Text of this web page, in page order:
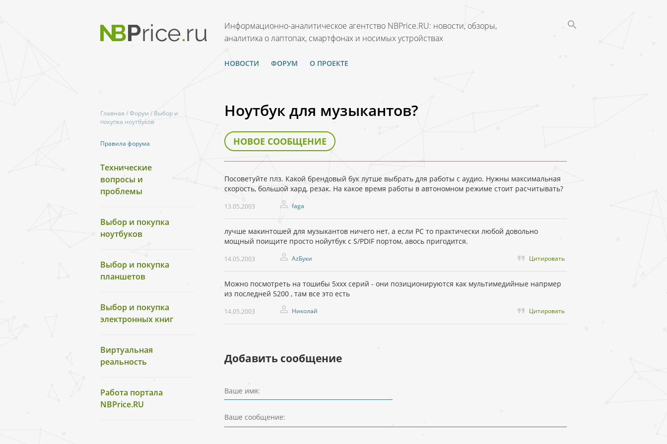
Информационно-аналитическое агентство NBPrice.RU: новости, обзоры,
аналитика о лаптопах, смартфонах и носимых устройствах
НОВОСТИ ФОРУМ О ПРОЕКТЕ
Главная /Форум / Выбор и
покупка ноутбуков
Правила форума
Технические
вопросы и
проблемы
Выбор и покупка
ноутбуков
Выбор и покупка
планшетов
Выбор и покупка
электронных книг
Виртуальная
реальность
Работа портала
NBPrice.RU
Ноутбук для музыкантов?
НОВОЕ СООБЩЕНИЕ
Посоветуйте плз. Какой брендовый бук лутше выбрать для работы с аудио. Нужны максимальная
скорость, большой хард, резак. На какое время работы в автономном режиме стоит расчитывать?
13.05.2003 faga
лучше макинтошей для музыкантов ничего нет, а если PC то практически любой довольно
мощный поищите просто нойутбук с S/PDIF портом, авось пригодится.
14.05.2003 AzБуки Цитировать
Можно посмотреть на тошибы 5ххх серий - они позиционируются как мультимедийные напрмер
из последней 5200 , там все это есть
14.05.2003 Николай Цитировать
Добавить сообщение
Ваше имя:
Ваше сообщение: